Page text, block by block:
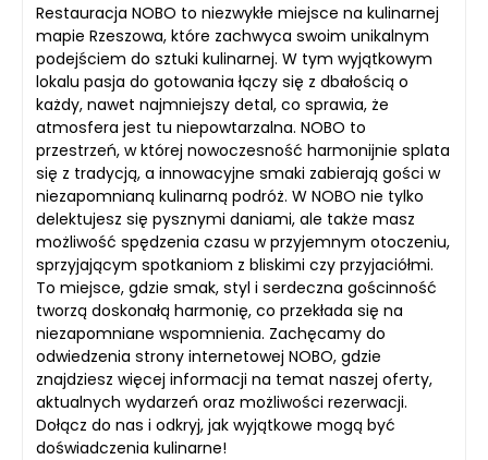
Restauracja NOBO to niezwykłe miejsce na kulinarnej
mapie Rzeszowa, które zachwyca swoim unikalnym
podejściem do sztuki kulinarnej. W tym wyjątkowym
lokalu pasja do gotowania łączy się z dbałością o
każdy, nawet najmniejszy detal, co sprawia, że
atmosfera jest tu niepowtarzalna. NOBO to
przestrzeń, w której nowoczesność harmonijnie splata
się z tradycją, a innowacyjne smaki zabierają gości w
niezapomnianą kulinarną podróż. W NOBO nie tylko
delektujesz się pysznymi daniami, ale także masz
możliwość spędzenia czasu w przyjemnym otoczeniu,
sprzyjającym spotkaniom z bliskimi czy przyjaciółmi.
To miejsce, gdzie smak, styl i serdeczna gościnność
tworzą doskonałą harmonię, co przekłada się na
niezapomniane wspomnienia. Zachęcamy do
odwiedzenia strony internetowej NOBO, gdzie
znajdziesz więcej informacji na temat naszej oferty,
aktualnych wydarzeń oraz możliwości rezerwacji.
Dołącz do nas i odkryj, jak wyjątkowe mogą być
doświadczenia kulinarne!